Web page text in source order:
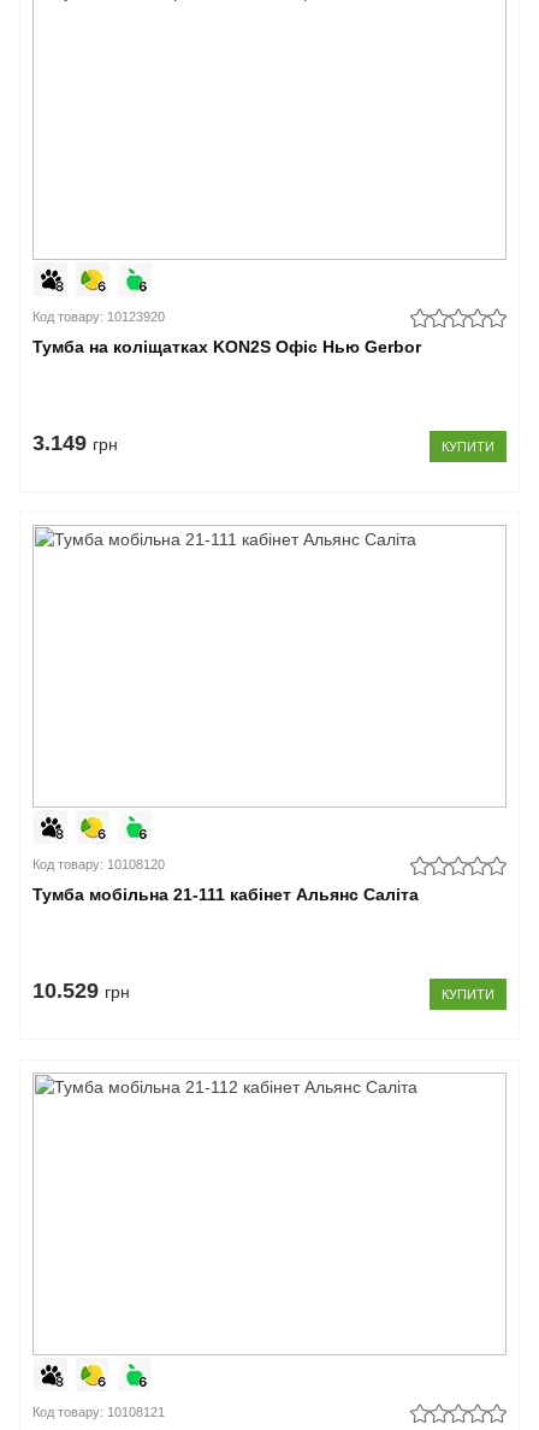
Код товару: 10123920
Тумба на коліщатках KON2S Офіс Нью Gerbor
3.149 грн КУПИТИ
Код товару: 10108120
Тумба мобільна 21-111 кабінет Альянс Саліта
10.529 грн КУПИТИ
Код товару: 10108121